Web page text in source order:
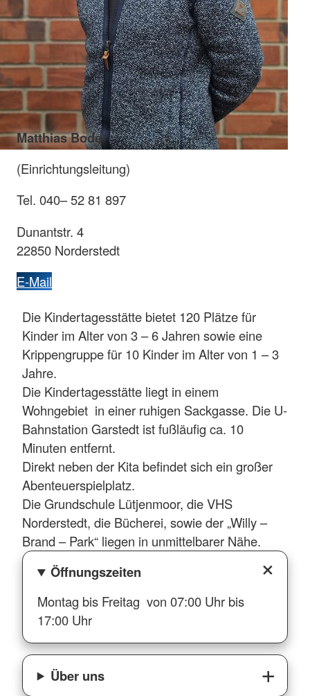
Matthias Bode
(Einrichtungsleitung)
Tel. 040– 52 81 897
Dunantstr. 4
22850 Norderstedt
E-Mail
Die Kindertagesstätte bietet 120 Plätze für
Kinder im Alter von 3 – 6 Jahren sowie eine
Krippengruppe für 10 Kinder im Alter von 1 – 3
Jahre.
Die Kindertagesstätte liegt in einem
Wohngebiet in einer ruhigen Sackgasse. Die U-
Bahnstation Garstedt ist fußläufig ca. 10
Minuten entfernt.
Direkt neben der Kita befindet sich ein großer
Abenteuerspielplatz.
Die Grundschule Lütjenmoor, die VHS
Norderstedt, die Bücherei, sowie der „Willy –
Brand – Park“ liegen in unmittelbarer Nähe.
Öffnungszeiten
Montag bis Freitag von 07:00 Uhr bis
17:00 Uhr
Über uns